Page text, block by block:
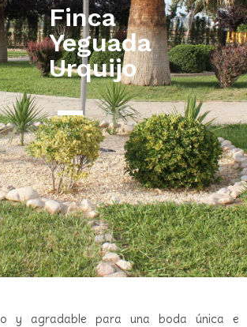
Finca
Yeguada
Urquijo
y agradable para una boda única e